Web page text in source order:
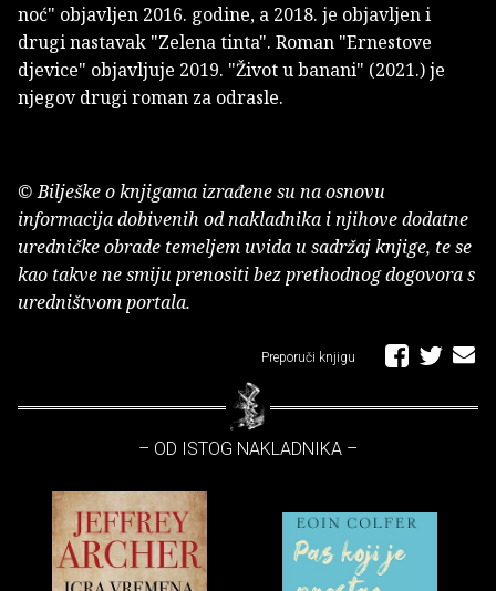
noć" objavljen 2016. godine, a 2018. je objavljen i
drugi nastavak "Zelena tinta". Roman "Ernestove
djevice" objavljuje 2019. "Život u banani" (2021.) je
njegov drugi roman za odrasle.
© Bilješke o knjigama izrađene su na osnovu
informacija dobivenih od nakladnika i njihove dodatne
uredničke obrade temeljem uvida u sadržaj knjige, te se
kao takve ne smiju prenositi bez prethodnog dogovora s
uredništvom portala.
Preporuči knjigu
– OD ISTOG NAKLADNIKA –